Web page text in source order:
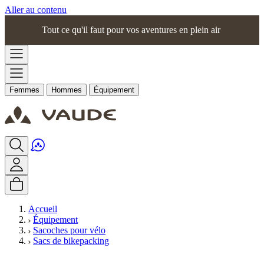
Aller au contenu
Tout ce qu'il faut pour vos aventures en plein air
Femmes Hommes Équipement
Accueil
Équipement
Sacoches pour vélo
Sacs de bikepacking